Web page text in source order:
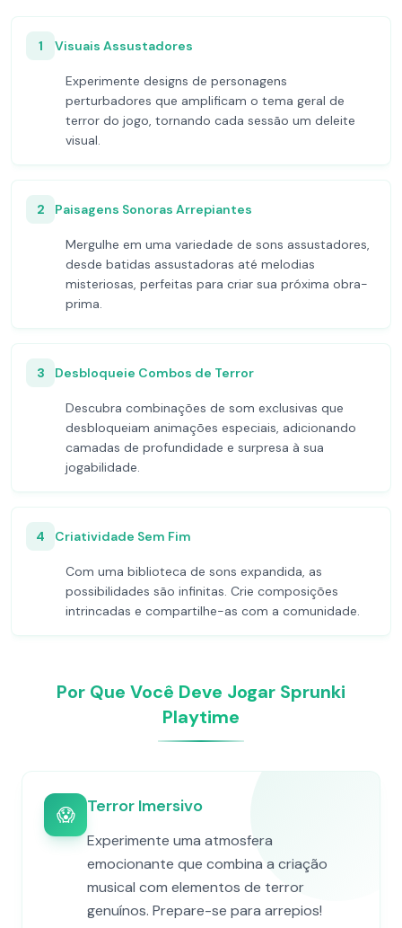
1 Visuais Assustadores
Experimente designs de personagens
perturbadores que amplificam o tema geral de
terror do jogo, tornando cada sessão um deleite
visual.
2 Paisagens Sonoras Arrepiantes
Mergulhe em uma variedade de sons assustadores,
desde batidas assustadoras até melodias
misteriosas, perfeitas para criar sua próxima obra-
prima.
3 Desbloqueie Combos de Terror
Descubra combinações de som exclusivas que
desbloqueiam animações especiais, adicionando
camadas de profundidade e surpresa à sua
jogabilidade.
4 Criatividade Sem Fim
Com uma biblioteca de sons expandida, as
possibilidades são infinitas. Crie composições
intrincadas e compartilhe-as com a comunidade.
Por Que Você Deve Jogar Sprunki
Playtime
😱 Terror Imersivo
Experimente uma atmosfera
emocionante que combina a criação
musical com elementos de terror
genuínos. Prepare-se para arrepios!